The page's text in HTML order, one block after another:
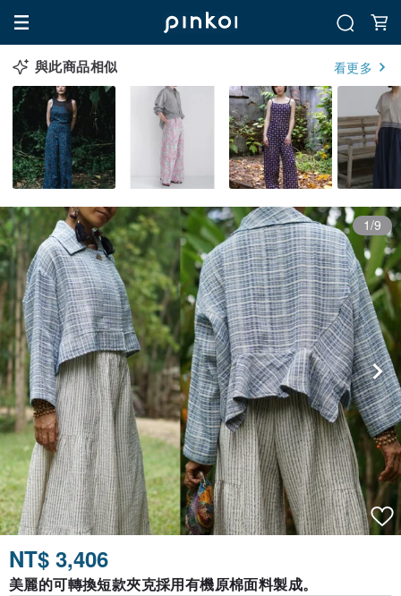
與此商品相似 看更多
1/9
NT$ 3,406
美麗的可轉換短款夾克採用有機原棉面料製成。